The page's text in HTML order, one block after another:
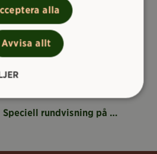
upp.
i dag cirka 10 miljoner djur.
Speciell rundvisning på Naturhistoriska museet
alla
Avvisa allt